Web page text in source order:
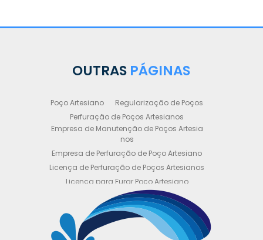
OUTRAS PÁGINAS
Poço Artesiano
Regularização de Poços
Perfuração de Poços Artesianos
Empresa de Manutenção de Poços Artesia
nos
Empresa de Perfuração de Poço Artesiano
Licença de Perfuração de Poços Artesianos
Licença para Furar Poço Artesiano
Licença para Perfuração de Poço Artesiano
Licença para Poço Semi Artesiano
Manutenção de Poço Semi Artesiano
Manutenção Preventiva de Poços Artesiano